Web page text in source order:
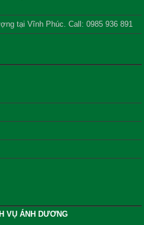
tại Vĩnh Phúc. Call: 0985 936 891
VỤ ÁNH DƯƠNG